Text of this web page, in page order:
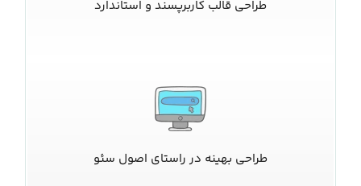
طراحی قالب کاربرپسند و استاندارد
طراحی بهینه در راستای اصول سئو